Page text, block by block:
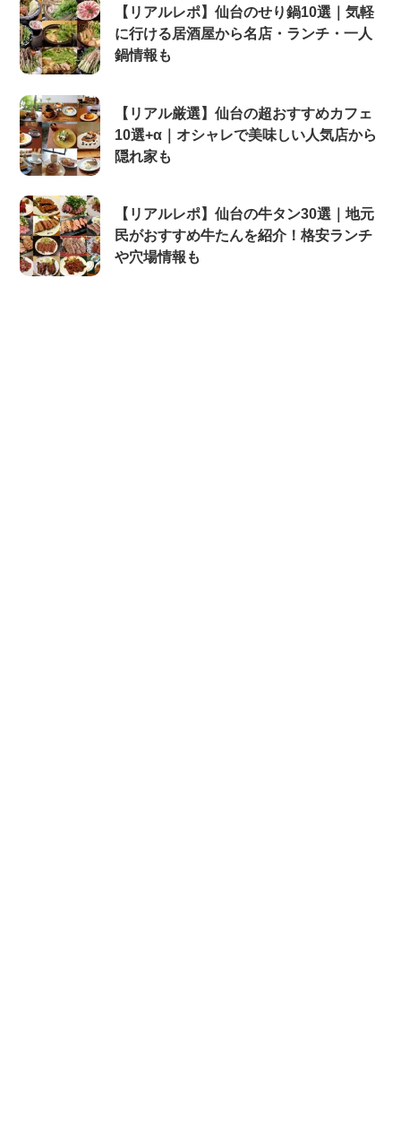
【リアルレポ】仙台のせり鍋10選｜気軽
に行ける居酒屋から名店・ランチ・一人
鍋情報も
【リアル厳選】仙台の超おすすめカフェ
10選+α｜オシャレで美味しい人気店から
隠れ家も
【リアルレポ】仙台の牛タン30選｜地元
民がおすすめ牛たんを紹介！格安ランチ
や穴場情報も